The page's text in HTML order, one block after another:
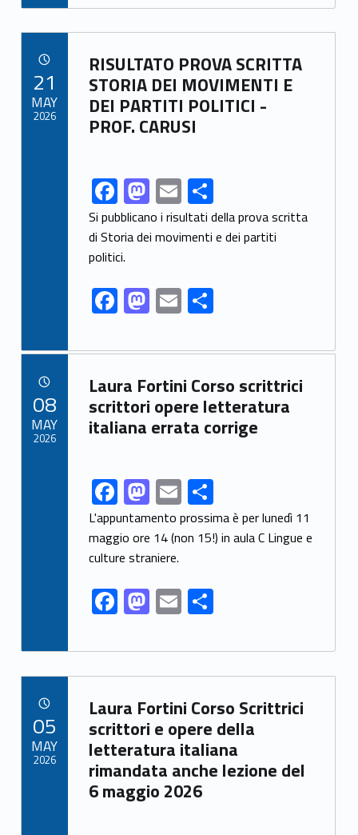
e
b
o
o
k
to
d
o
n
ai
l
ar
e
Link identifier archive #link-archive-75971
RISULTATO PROVA SCRITTA
STORIA DEI MOVIMENTI E
DEI PARTITI POLITICI -
PROF. CARUSI
Link identifier share facebook archive #share-link-archive-97862F
ac
e
b
o
o
k
M
as
to
o
n
E
m
ai
S
h
ar
Si pubblicano i risultati della prova scritta
di Storia dei movimenti e dei partiti
politici.
F
ac
e
b
o
o
M
as
to
d
o
n
E
m
ai
l
S
h
ar
e
21
MAY
2026
Link identifier archive #link-archive-92457
Laura Fortini Corso scrittrici
scrittori opere letteratura
italiana errata corrige
Link identifier share facebook archive #share-link-archive-50613F
ac
e
b
o
o
k
M
as
to
d
o
n
E
m
ai
S
h
ar
L'appuntamento prossima è per lunedì 11
maggio ore 14 (non 15!) in aula C Lingue e
culture straniere.
F
ac
e
b
o
o
k
M
as
to
d
o
n
E
m
ai
l
S
ar
e
08
MAY
2026
Link identifier archive #link-archive-52912
Laura Fortini Corso Scrittrici
scrittori e opere della
letteratura italiana
rimandata anche lezione del
6 maggio 2026
05
MAY
2026